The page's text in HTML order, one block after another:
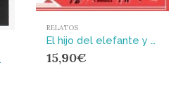
RELATOS
El hijo del elefante y otros cuentos
15,90€